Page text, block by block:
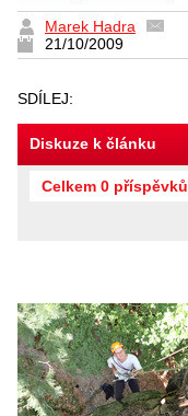
Marek Hadra
21/10/2009
SDÍLEJ:
Diskuze k článku
Celkem 0